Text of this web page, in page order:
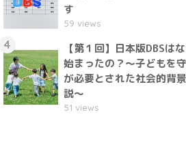
す
59 views
4
【第１回】日本版DBSはな
始まったの？〜子どもを
が必要とされた社会的背
説〜
51 views